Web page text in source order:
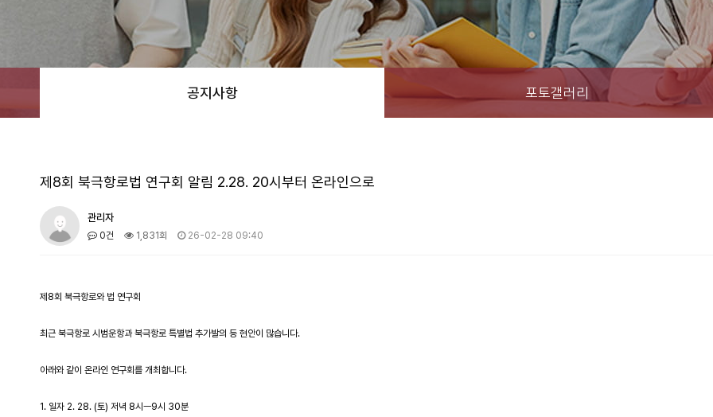
공지사항 포토갤러리
제8회 북극항로법 연구회 알림 2.28. 20시부터 온라인으로
관리자
0건 1,831회 26-02-28 09:40
제8회 북극항로와 법 연구회
최근 북극항로 시범운항과 북극항로 특별법 추가발의 등 현안이 많습니다.
아래와 같이 온라인 연구회를 개최합니다.
1. 일자 2. 28. (토) 저녁 8시ㅡ9시 30분